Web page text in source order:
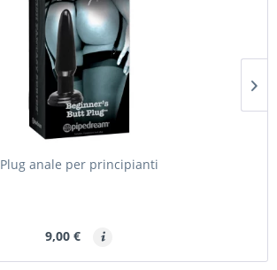
Plug anale per principianti
9,00 €